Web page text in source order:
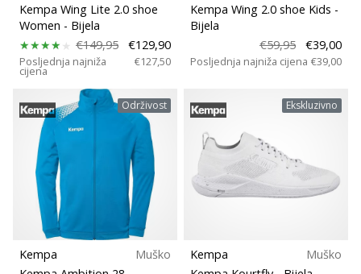
Kempa Wing Lite 2.0 shoe
Women - Bijela
€149,95
€129,90
Posljednja najniža
cijena
€127,50
Kempa Wing 2.0 shoe Kids -
Bijela
€59,95
€39,00
Posljednja najniža cijena €39,00
Održivost
Kempa
Muško
Ekskluzivno
Kempa
Muško